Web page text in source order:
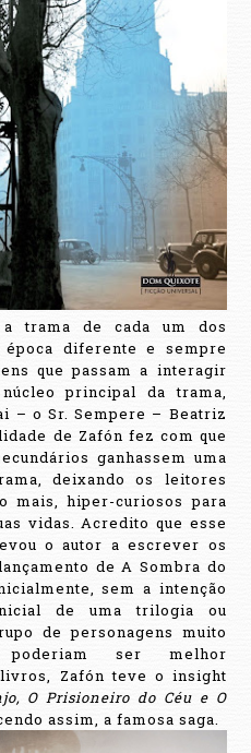
trama de cada um dos
época diferente e sempre
que passam a interagir
principal da trama,
– o Sr. Sempere – Beatriz
de Zafón fez com que
ganhassem uma
deixando os leitores
mais, hiper-curiosos para
vidas. Acredito que esse
o autor a escrever os
de A Sombra do
sem a intenção
de uma trilogia ou
de personagens muito
ser melhor
Zafón teve o insight
O Prisioneiro do Céu e O
assim, a famosa saga.